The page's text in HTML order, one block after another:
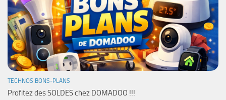
TECHNOS BONS-PLANS
Profitez des SOLDES chez DOMADOO !!!